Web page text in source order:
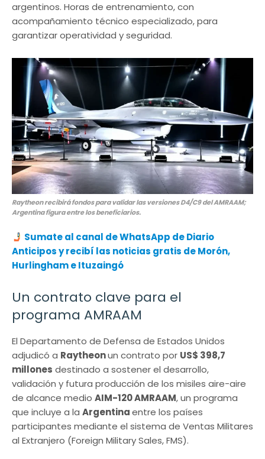
argentinos. Horas de entrenamiento, con
acompañamiento técnico especializado, para
garantizar operatividad y seguridad.
Raytheon recibirá fondos para validar las versiones D4/C9 del AMRAAM;
Argentina figura entre los beneficiarios.
Sumate al canal de WhatsApp de Diario
Anticipos y recibí las noticias gratis de Morón,
Hurlingham e Ituzaingó
Un contrato clave para el
programa AMRAAM
El Departamento de Defensa de Estados Unidos
adjudicó a Raytheonun contrato por US$ 398,7
millones destinado a sostener el desarrollo,
validación y futura producción de los misiles aire-aire
de alcance medio AIM-120 AMRAAM, un programa
que incluye a la Argentinaentre los países
participantes mediante el sistema de Ventas Militares
al Extranjero (Foreign Military Sales, FMS).